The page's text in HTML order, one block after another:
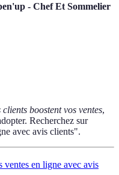
- Chef Et Sommelier
boostent vos ventes,
Recherchez sur
avec avis clients".
ventes en ligne avec avis